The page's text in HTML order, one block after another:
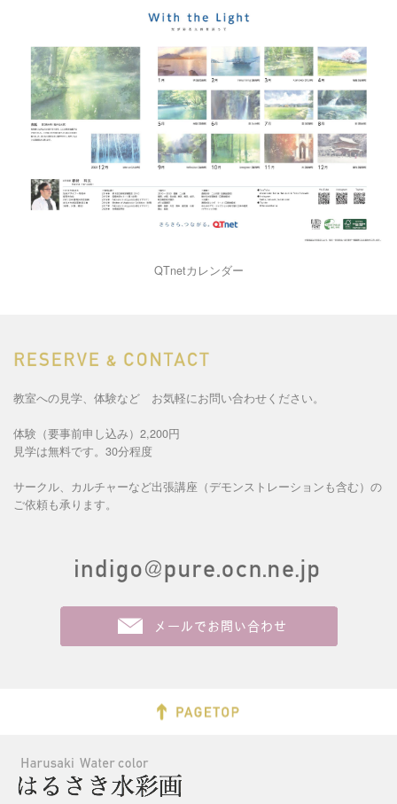
QTnetカレンダー
教室への見学、体験など お気軽にお問い合わせください。
体験（要事前申し込み）2,200円
見学は無料です。30分程度
サークル、カルチャーなど出張講座（デモンストレーションも含む）の
ご依頼も承ります。